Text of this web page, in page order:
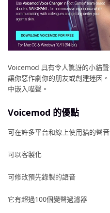
Voicemod 具有令人驚訝的小貓
讓你惡作劇你的朋友或創建迷因。
中嵌入喵聲。
Voicemod 的優點
可在許多平台和線上使用貓的聲
可以客製化
可修改預先錄製的語音
它有超過100個變聲過濾器